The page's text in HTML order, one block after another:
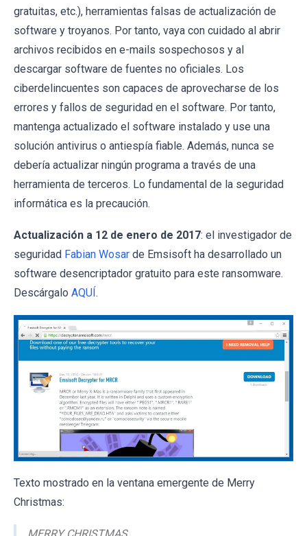
gratuitas, etc.), herramientas falsas de actualización de
software y troyanos. Por tanto, vaya con cuidado al abrir
archivos recibidos en e-mails sospechosos y al
descargar software de fuentes no oficiales. Los
ciberdelincuentes son capaces de aprovecharse de los
errores y fallos de seguridad en el software. Por tanto,
mantenga actualizado el software instalado y use una
solución antivirus o antiespía fiable. Además, nunca se
debería actualizar ningún programa a través de una
herramienta de terceros. Lo fundamental de la seguridad
informática es la precaución.
Actualización a 12 de enero de 2017: el investigador de
seguridad Fabian Wosar de Emsisoft ha desarrollado un
software desencriptador gratuito para este ransomware.
Descárgalo AQUÍ .
Texto mostrado en la ventana emergente de Merry
Christmas: